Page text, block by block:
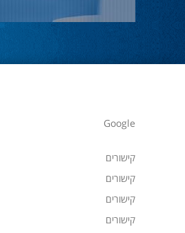
Google
קישורים
קישורים
קישורים
קישורים